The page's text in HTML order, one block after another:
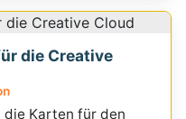
die Creative
die Karten für den